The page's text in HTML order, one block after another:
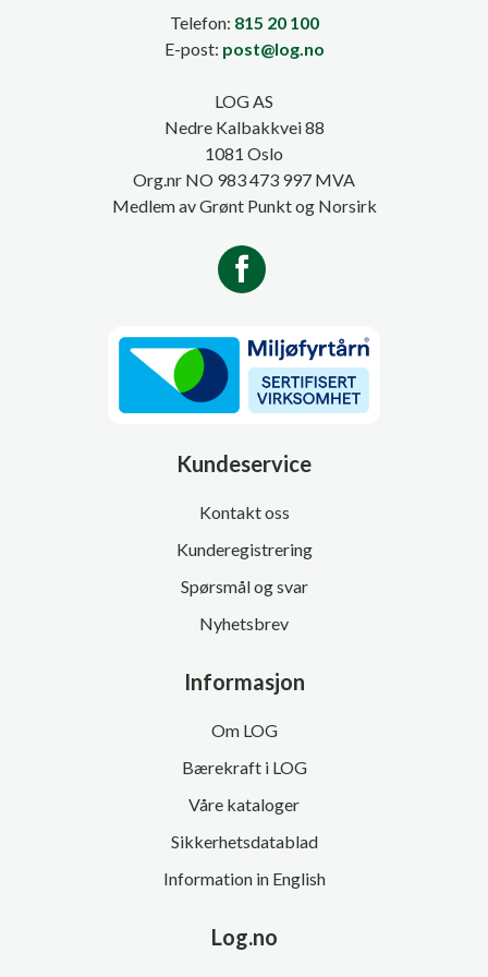
Telefon: 815 20 100
E-post: post@log.no
LOG AS
Nedre Kalbakkvei 88
1081 Oslo
Org.nr NO 983 473 997 MVA
Medlem av Grønt Punkt og Norsirk
Kundeservice
Kontakt oss
Kunderegistrering
Spørsmål og svar
Nyhetsbrev
Informasjon
Om LOG
Bærekraft i LOG
Våre kataloger
Sikkerhetsdatablad
Information in English
Log.no